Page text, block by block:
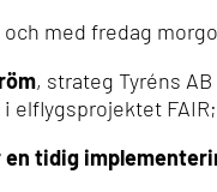
med fredag
, strateg Tyréns
elflygsprojektet FAIR;
en tidig